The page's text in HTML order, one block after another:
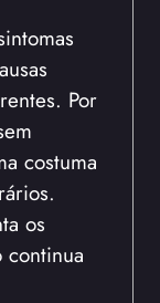
Por
costuma
os